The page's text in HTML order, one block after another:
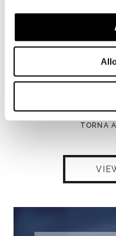
poltroneFynne
di GamFratesi e
altri
TORNA